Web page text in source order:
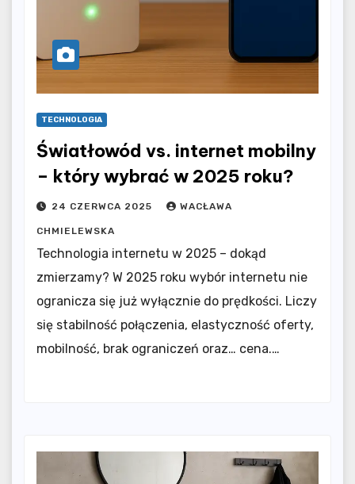
TECHNOLOGIA
Światłowód vs. internet mobilny
– który wybrać w 2025 roku?
24 CZERWCA 2025 WACŁAWA
CHMIELEWSKA
Technologia internetu w 2025 – dokąd
zmierzamy? W 2025 roku wybór internetu nie
ogranicza się już wyłącznie do prędkości. Liczy
się stabilność połączenia, elastyczność oferty,
mobilność, brak ograniczeń oraz… cena.…